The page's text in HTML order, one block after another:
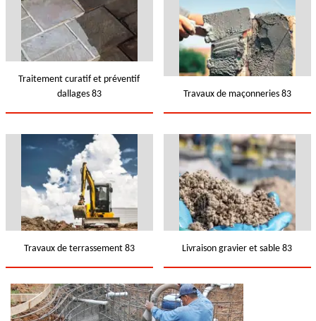
Traitement curatif et préventif
dallages 83
Travaux de maçonneries 83
Travaux de terrassement 83 Livraison gravier et sable 83